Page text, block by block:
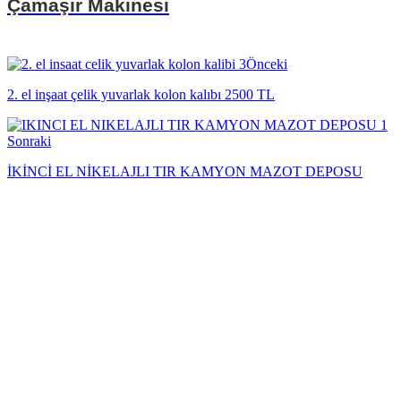
Çamaşır Makinesi
Önceki
2. el inşaat çelik yuvarlak kolon kalıbı 2500 TL
Sonraki
İKİNCİ EL NİKELAJLI TIR KAMYON MAZOT DEPOSU